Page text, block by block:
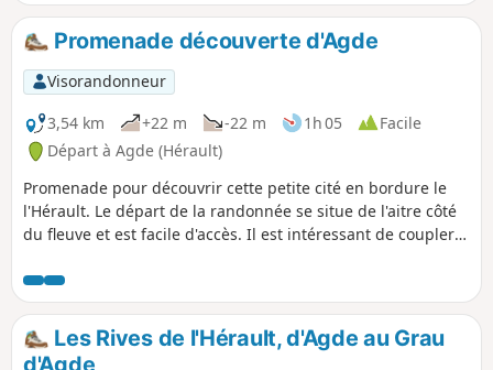
Promenade découverte d'Agde
Visorandonneur
3,54 km
+22 m -22 m 1h 05
Facile
Départ à Agde (Hérault)
Promenade pour découvrir cette petite cité en bordure le
l'Hérault. Le départ de la randonnée se situe de l'aitre côté
du fleuve et est facile d'accès. Il est intéressant de coupler
de là : La plage, l'Hérault et les marais à la Tamarissière.
Les Rives de l'Hérault, d'Agde au Grau
d'Agde